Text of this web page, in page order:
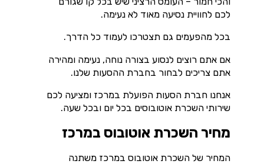
לכם לחוויית נסיעה מאוד לא נעימה.
בכל מהפעמים גם תצטרכו לעמוד כל הדרך.
אם אתם רוצים לנסוע בצורה נוחה, נעימה ומהירה
אתם צריכים לבחור בחברת ההסעות שלנו.
אנחנו חברת הסעות הפועלת במרכז ומציעה לכם
שירותי השכרת אוטובוסים בכל יום ובכל שעה.
מחיר השכרת אוטובוס במרכז
המחיר של השכרת אוטובוס במרכז משתנה